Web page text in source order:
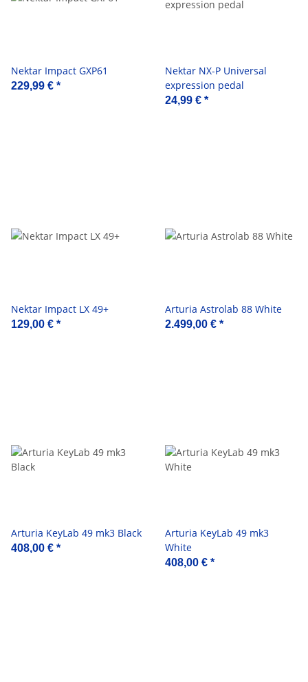
Nektar Impact GXP61
229,99 € *
Nektar NX-P Universal
expression pedal
24,99 € *
Nektar Impact LX 49+
129,00 € *
Arturia Astrolab 88 White
2.499,00 € *
Arturia KeyLab 49 mk3 Black
408,00 € *
Arturia KeyLab 49 mk3
White
408,00 € *